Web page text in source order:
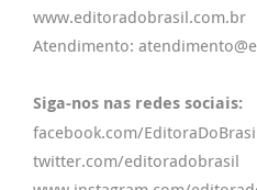
www.editoradobrasil.com.br
Atendimento:
Siga-nos nas redes sociais:
facebook.com/
twitter.com/editoradobrasil